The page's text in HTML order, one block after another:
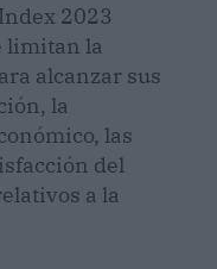
2023
limitan la
alcanzar sus
la
las
del
a la